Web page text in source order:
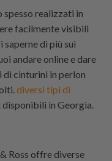
spesso realizzati in
facilmente visibili
saperne di più sui
andare online e dare
di cinturini in perlon
diversi tipi di
in Georgia.
Ross offre diverse